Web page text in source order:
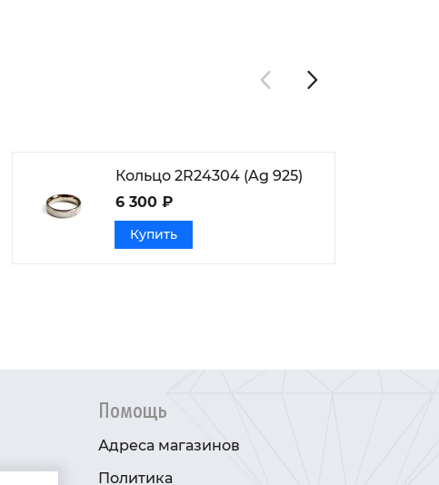
Кольцо 2R24304 (Ag 925)
6 300 ₽
Купить
Помощь
Адреса магазинов
Политика